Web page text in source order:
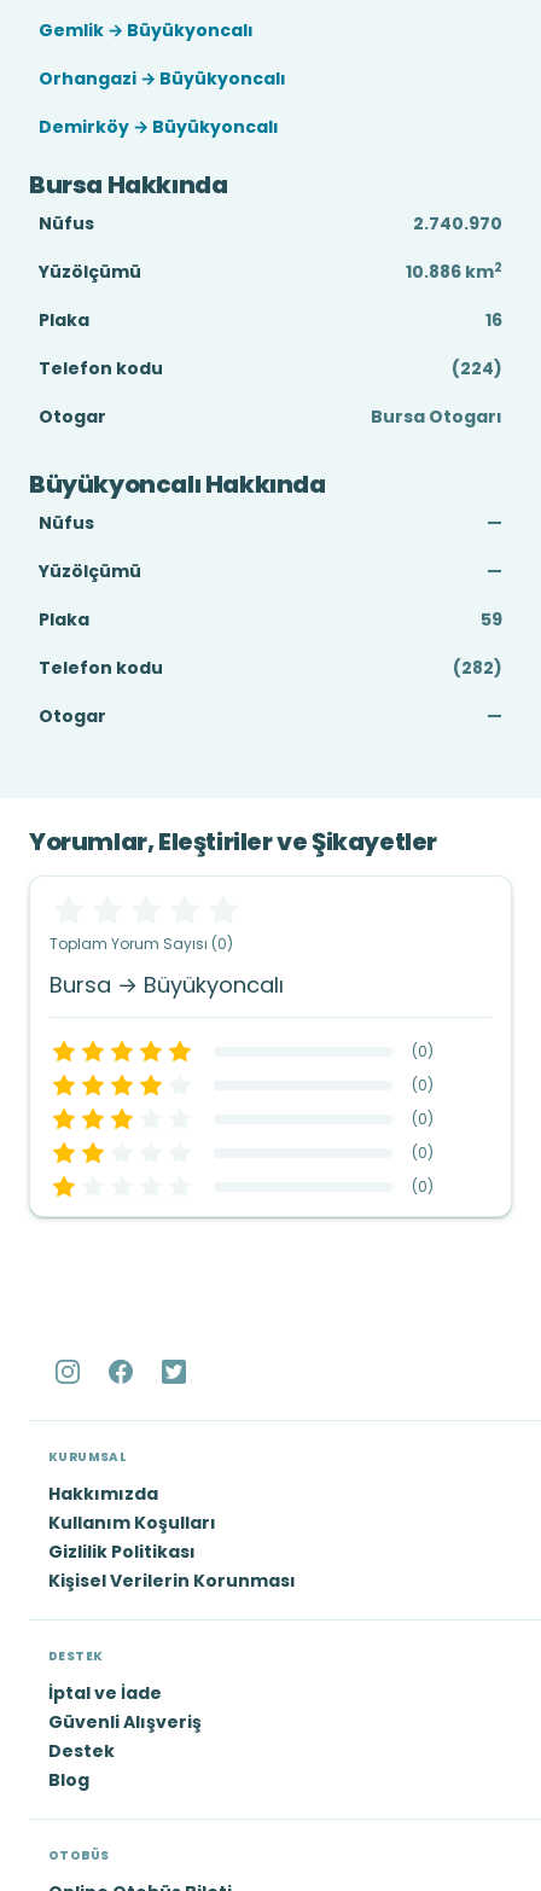
Gemlik → Büyükyoncalı
Orhangazi → Büyükyoncalı
Demirköy → Büyükyoncalı
Bursa Hakkında
Nüfus
2.740.970
Yüzölçümü
10.886 km2
Plaka
16
Telefon kodu
(224)
Otogar
Bursa Otogarı
Büyükyoncalı Hakkında
Nüfus
—
Yüzölçümü
—
Plaka
59
Telefon kodu
(282)
Otogar
—
Yorumlar, Eleştiriler ve Şikayetler
Toplam Yorum Sayısı (0)
Bursa → Büyükyoncalı
(0)
(0)
(0)
(0)
(0)
KURUMSAL
Hakkımızda
Kullanım Koşulları
Gizlilik Politikası
Kişisel Verilerin Korunması
DESTEK
İptal ve İade
Güvenli Alışveriş
Destek
Blog
OTOBÜS